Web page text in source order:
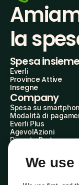
la
Spesa insieme
Everli
Province Attive
Insegne
Company
Spesa su
Modalità di
Everli Plus
AgevolAzioni
Diventa Partner
Everli Shoppers
About Us
We